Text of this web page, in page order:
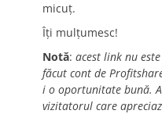
micuț.
Îți mulțumesc!
Notă: acest link nu
făcut cont de
i o oportunitate bună.
vizitatorul care